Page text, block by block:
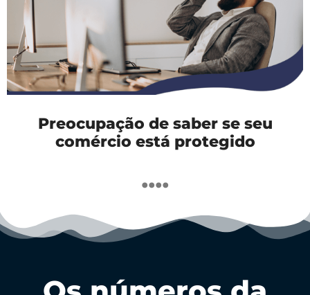
Preocupação de saber se seu
comércio está protegido
....